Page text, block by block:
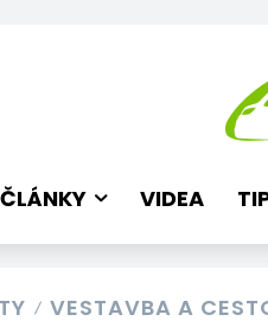
ČLÁNKY VIDEA
VESTAVBA A